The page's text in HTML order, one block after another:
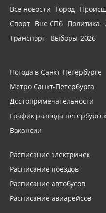
Все новости Город
Спорт Вне СПб Политика
Транспорт Выборы-2026
Погода в Санкт-Петербурге
Метро Санкт-Петербурга
Достопримечательности
График развода
Вакансии
Расписание электричек
Расписание поездов
Расписание автобусов
Расписание авиарейсов